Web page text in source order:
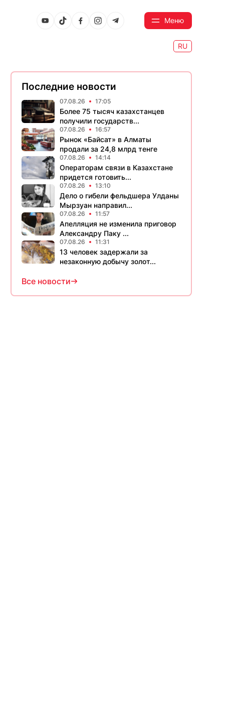
Меню
RU
Последние новости
07.08.26 17:05
Более 75 тысяч казахстанцев
получили государств...
07.08.26 16:57
Рынок «Байсат» в Алматы
продали за 24,8 млрд тенге
07.08.26 14:14
Операторам связи в Казахстане
придется готовить...
07.08.26 13:10
Дело о гибели фельдшера Улданы
Мырзуан направил...
07.08.26 11:57
Апелляция не изменила приговор
Александру Паку ...
07.08.26 11:31
13 человек задержали за
незаконную добычу золот...
Все новости